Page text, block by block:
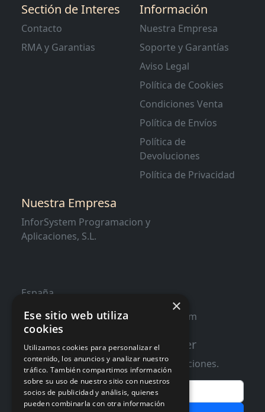
Sectión de Interes
Contacto
RMA y Garantias
Información
Nuestra Empresa
Soporte y Garantías
Aviso Legal
Política de Cookies
Condiciones Venta
Política de Envíos
Política de
Devoluciones
Política de Privacidad
Nuestra Empresa
InforSystem Programacion y
Aplicaciones, S.L.
España
contacto@distribucioninformatica.com
Suscribete a nuestro Newsletter
Te informaremos de ofertas y promociones.
Email
×
Ese sitio web utiliza
cookies
Utilizamos cookies para personalizar el
contenido, los anuncios y analizar nuestro
tráfico. También compartimos información
sobre su uso de nuestro sitio con nuestros
socios de publicidad y análisis, quienes
pueden combinarla con otra información